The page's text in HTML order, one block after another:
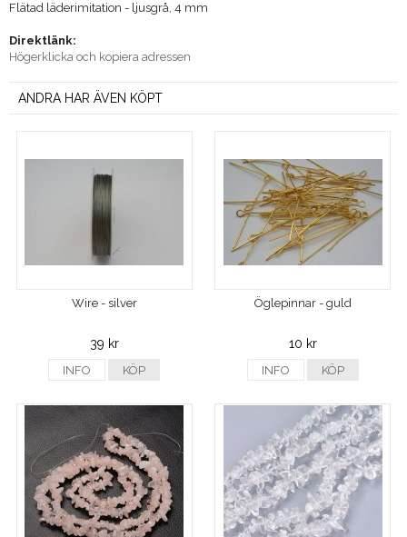
Flätad läderimitation - ljusgrå, 4 mm
Direktlänk:
Högerklicka och kopiera adressen
ANDRA HAR ÄVEN KÖPT
Wire - silver
39 kr
INFO KÖP
Öglepinnar - guld
10 kr
INFO KÖP